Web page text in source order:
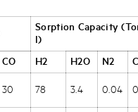
Sorption Capacity
l)
CO H2 H2O N2
30 78 3.4 0.04